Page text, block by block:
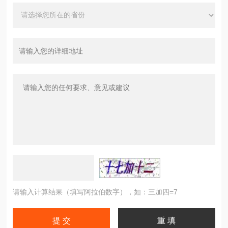
请输入计算结果（填写阿拉伯数字），如：三加四=7